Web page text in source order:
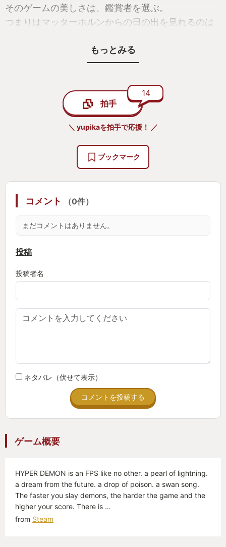
搭載量や推進力、また「やればわかる」要素満載で
まったくもってゲーム本編の一部として溶け込んで
広がる星系の他惑星はどれもルールの違いを強調
行（石炭で発電して、炉で鉄と銅を作ることから始
める…）を完全に壊しにかかっていて、本当に素晴
らしい。まったく新しい体験がそれぞれにできる。
さらにゲームデザインとしてもよいのは、他星系
は”進行”を解き明かしさえすればFactorio初期の惑星
（ナウヴィス）では考えられない莫大な生産力を手
ユニークな惑星がたくさんあって楽しいね…そ
れだとただのDLCである…（？）。これはただのDLC
ではない！Factorio2だ3だと思わせるほどの要素が
ユニークな惑星にはそれぞれ特産品があり、特産
便利だったり、研究に必須だったりするので他の惑
星に持ち込む必要がある…。そう、ここで宇宙船
ワークと化してしまった駅などの物流要素がここに
来て、本来の形で楽しめるのだ。
これが、一から設計した要素などではなくゲーム
デザインとしてはルールを少し足しただけというの
が美しすぎる。
る。しかし、それらを宇宙船で結び、惑星同士で入
の有機的な関係を築くことになる。この瞬間、ナウ
ヴィスだけで終わってた頃のFactorioでは味わった
ことがない、本当に宇宙規模にも感じる圧倒的なゲ
ームの大きさ（物理的という意味ではない）を体験
そのゲームの美しさは、鑑賞者を選ぶ。
つまりはマッターホルンからの日の出を見れるのは
ゲームが誰にでもできる遊びになりはてたのはいつ
死にゲーと呼ばれるほとんどのゲームはその実、必
ず突破が可能なようにも作られている。
格闘ゲームに逆転が可能なゲージ技がいつまでもあ
そういった幻想はこのゲームには一切ない。
プレイスキルだけが絶対の世界で、
それでも自分に対して保証のないリトライを課すこ
とができるか。
ころまで達することができた。
最近PVPモードも実装されたしね。
もっとみる
拍手
14
＼ yupikaを拍手で応援！ ／
ブックマーク
コメント （0件）
まだコメントはありません。
投稿
投稿者名
ネタバレ（伏せて表示）
コメントを投稿する
ゲーム概要
HYPER DEMON is an FPS like no other. a pearl of lightning.
a dream from the future. a drop of poison. a swan song.
The faster you slay demons, the harder the game and the
higher your score. There is …
from Steam